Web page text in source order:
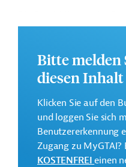
September 2028.
Weitere Informationen
finden Sie auf der
GTAI informiert über die
Regularien und
Geschäftsanbahnung.
Budget:
7,4 Millionen Euro
Bitte melden
diesen
Klicken Sie auf den
und loggen Sie sich
Benutzererkennung
Zugang zu MyGTAI?
KOSTENFREIeinen